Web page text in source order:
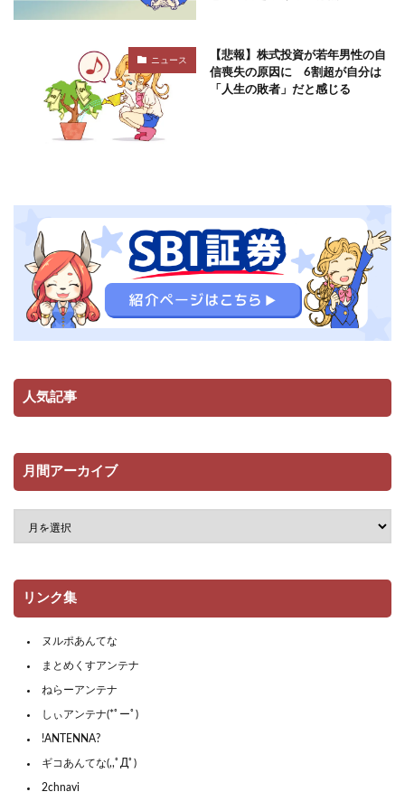
ニュース
【悲報】株式投資が若年男性の自
信喪失の原因に 6割超が自分は
「人生の敗者」だと感じる
人気記事
月間アーカイブ
リンク集
ヌルポあんてな
まとめくすアンテナ
ねらーアンテナ
しぃアンテナ(*ﾟーﾟ)
!ANTENNA?
ギコあんてな(,,ﾟДﾟ)
2chnavi